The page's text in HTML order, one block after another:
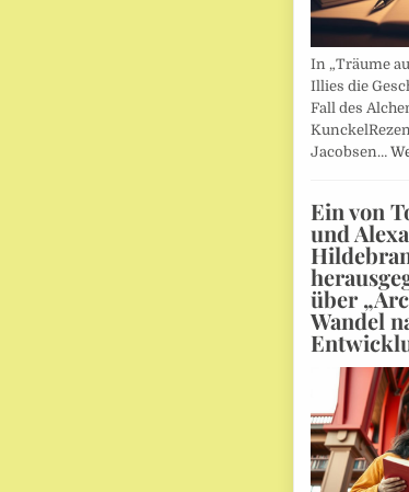
In „Träume
Illies die
Fall des
Jacobsen…
Ein von
und
über
Wandel